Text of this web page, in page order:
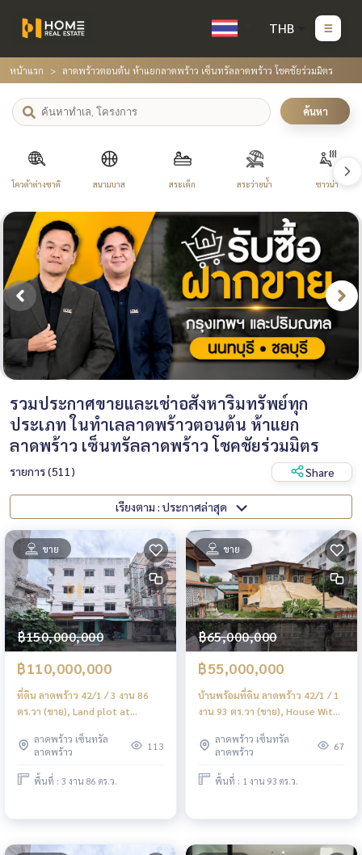
THB
หน้าแรก ลาดพร้าวตอนต้น ห้าแยกลาดพร้าว เซ็นทรัลลาดพร้าว โชคชัยร่วมมิตร
ค้นหา
โควต้าต่างชาติ สนามบาส สระเด็ก สระว่ายน้ำ ซาวน่า
รวมประกาศขายและเช่าอสังหาริมทรัพย์ทุก
ประเภท ในทำเลลาดพร้าวตอนต้น ห้าแยก
ลาดพร้าว เซ็นทรัลลาดพร้าว โชคชัยร่วมมิตร
รายการ (511) Share
เรียงตาม : ประกาศล่าสุด
ขาย
฿150,000,000
฿110,000,000
ที่ดิน ลาดพร้าว 42/1 / 3 งาน 86
ตร.วา (ขาย), Land plot at
wah (FOR SALE) TPM430
ลาดพร้าว เซ็นทรัล
ลาดพร้าว
113
พื้นที่ : 3 งาน 86 ตร.ว.
ขาย
฿65,000,000
฿55,000,000
บ้านพร้อมที่ดิน ลาดพร้าว 42/1 / 1
งาน 93 ตร.วา (ขาย), House With
Wa (FOR SALE) TPM429
ลาดพร้าว เซ็นทรัล
ลาดพร้าว
67
พื้นที่ : 1 งาน 93 ตร.ว.